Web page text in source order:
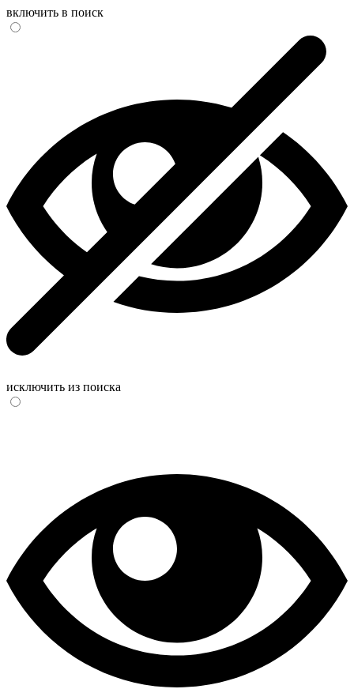
включить в поиск
исключить из поиска